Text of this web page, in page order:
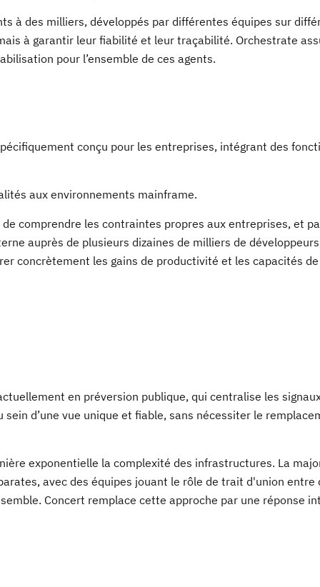
à des milliers, développés par différentes équipes sur
à garantir leur fiabilité et leur traçabilité. Orchestrate
pour l’ensemble de ces agents.
conçu pour les entreprises, intégrant des
aux environnements mainframe.
comprendre les contraintes propres aux entreprises, et
auprès de plusieurs dizaines de milliers de
concrètement les gains de productivité et les capacités de
en préversion publique, qui centralise les
d’une vue unique et fiable, sans nécessiter le
exponentielle la complexité des infrastructures. La
avec des équipes jouant le rôle de trait d'union entre
Concert remplace cette approche par une réponse